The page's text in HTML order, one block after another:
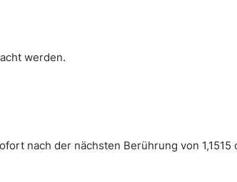
werden.
nach der nächsten Berührung von 1,1515